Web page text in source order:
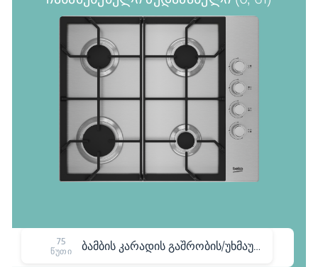
75
წუთი
ბამბის კარადის გაშრობის/უხმაურო პროგრამა